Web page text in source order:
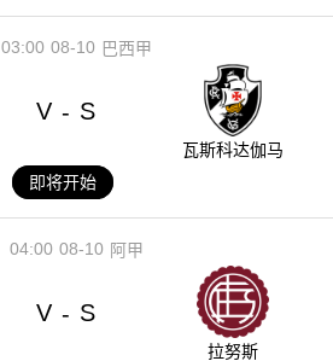
08-10
03:00 巴西甲
V - S
瓦斯科达伽马
即将开始
08-10
04:00 阿甲
V - S
拉努斯